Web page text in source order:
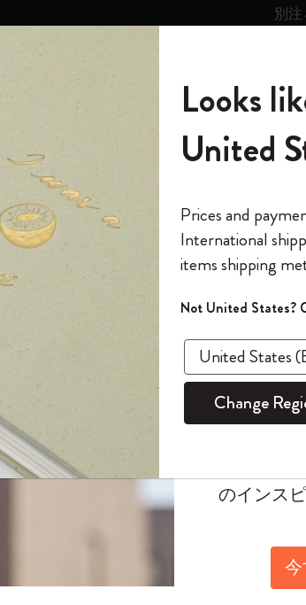
別
ノートブック
The Original Notebook
ミニノートブックチャーム
カイエ ＆ ジャーナル
セット
パッションジャーナル
スチューデントカイエジャーナル
ダイアリー
パーソナル・ダイアリー
12カ月ダイアリー
15ヶ月プランナー
ウィークリープランナー
デイリープランナー
マンスリープランナー
すべて見る
スマートライティング・システム
モレスキンスマートスマートとは
アプリ・サービス
モレスキンスマート
Blackwing x モレスキン
Kaweco x モレスキン
ペン & ペンシル
Reframe サングラス
ムーミン コレクション
キム・ジョンギコレクション
「Alice's Adventures in Wonderland」コレ
『ロード・オブ・ザ・リング』コレク
カラーパターン ノートブック
サクラコレクション
馬年コレクション
キム・ジョンギコレクション
Impressions of Impressionism コレクショ
ン
カサ・バトリョ 限定版コレクション
ゴッホ美術館
すべて見る
バックパック
限定版バックパック
Shopper paper – made Collection
アートを愛する方への贈り物
プロフェッショナルへの贈り物
ミニマリストへの贈り物
マキシマリストへの贈り物
健康を愛する方への贈り物です
趣味を愛する方へのギフト
カントリー・テーマ・ピンズ・コレク
ション
プライドをいつも胸に
Mardi Mercredi × モレスキン
スマートライティング・システム
スマートノートブック
スマートダイアリー
Notes
モレスキン Journal
モレスキン Planner
パーソナライズサ
ービス
サブカテゴリ
リー
の
サブ
オフと送料無料
無料
）
アクセス
ズ
早くチェック
モレスキン
*メールア
*パスワード
このデバ
ログ
6,500円以上のご購入で送料無料
モレス
今すぐ
「
回注文が
ます。セ
のインス
Looks
United
Prices and
International
items shipping
Not United States?
Change